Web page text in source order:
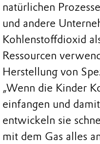
natürlichen
und andere
Kohlenstoffdioxid
Ressourcen
Herstellung von
„Wenn die Kinder
einfangen und
entwickeln sie
mit dem Gas alles